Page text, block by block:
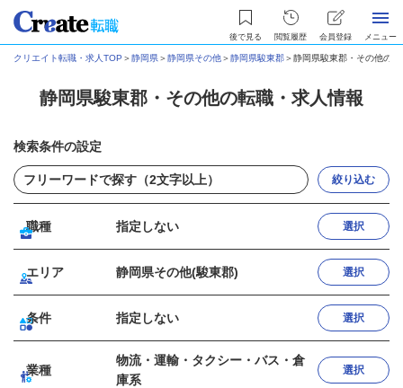
後で見る 閲覧履歴 会員登録 メニュー
クリエイト転職・求人TOP ＞静岡県＞静岡県その他＞静岡県駿東郡＞静岡県駿東郡・その他の
静岡県駿東郡・その他の転職・求人情報
検索条件の設定
絞り込む
職種 指定しない 選択
エリア 静岡県その他(駿東郡) 選択
条件 指定しない 選択
業種
物流・運輸・タクシー・バス・倉
庫系
選択